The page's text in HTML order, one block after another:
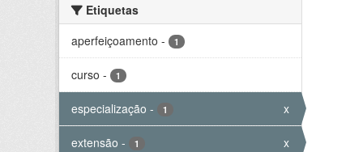
Etiquetas
aperfeiçoamento - 1
curso - 1
especialização - 1 x
extensão - 1 x